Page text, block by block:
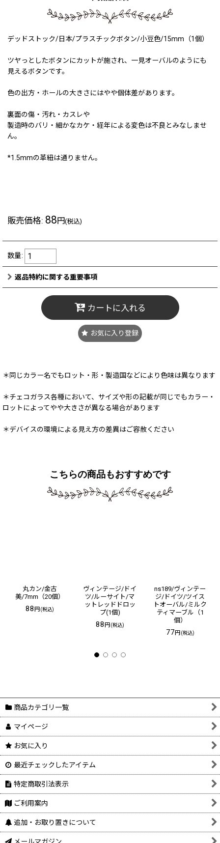
デッドストック/日本/プラスチックボタン/小豆色/15mm（1個）
ツヤっとしたボタンにカットが施され、一見オーバルのようにも
見えるボタンです。
色の出方・ホールの大きさにはやや個体差があります。
裏面の傷・汚れ・カスレや
製造時のバリ・細かなカケ・経年による変色は不良とみなしませ
ん。
*1.5mmの革紐は通りません。
販売価格: 88円(税込)
数量:
返品特約に関する重要事項
カートに入れる
お気に入り登録
＊同じカラー名でもロット・形・製造国などにより色味は異なります
＊チェコガラス各種において、サイズや形の記載が同じでもカラー・
ロットによってやや大きさが異なる場合があります
＊デバイスの環境による見え方の差異はご容赦ください
こちらの商品もおすすめです
丸カン/金古
美/7mm（20個）
88円(税込)
ヴィンテージ/ドイ
ツ/ルーサイト/マ
ットレッドドロッ
プ(1個)
88円(税込)
ns189/ヴィンテー
ジ/ドイツ/ツイス
トオーバル/ミルク
ティマーブル（1
個）
77円(税込)
商品カテゴリ一覧
マイページ
お気に入り
最近チェックしたアイテム
特定商取引法表示
ご利用案内
追加・お取り置きについて